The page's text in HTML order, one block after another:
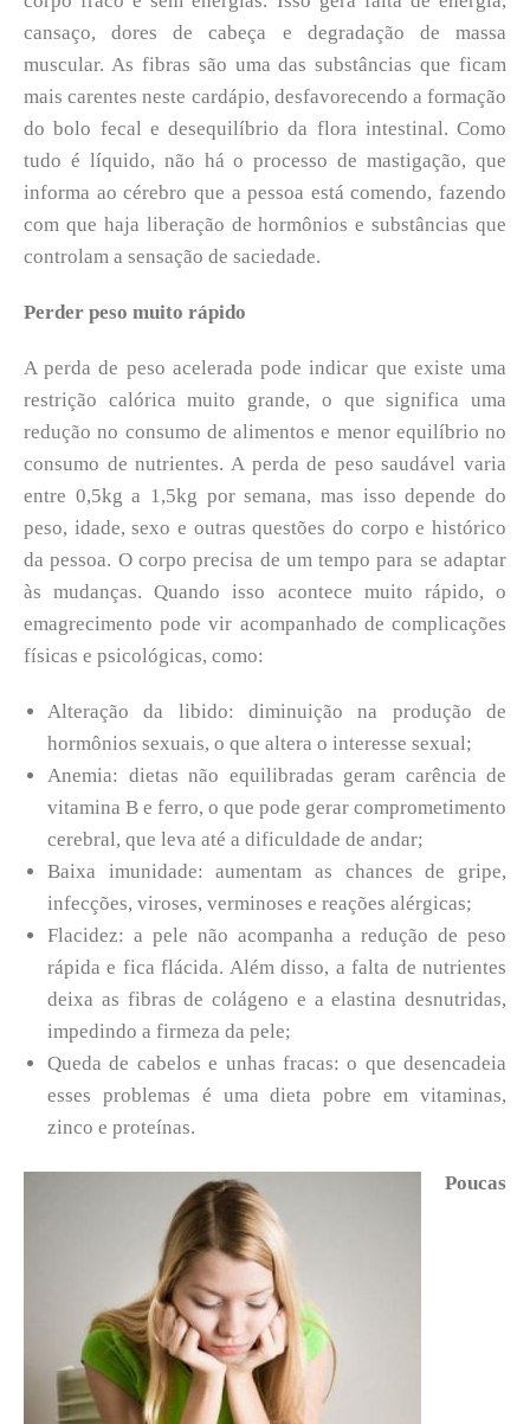
cansaço, dores de cabeça e degradação de massa
muscular. As fibras são uma das substâncias que ficam
mais carentes neste cardápio, desfavorecendo a formação
do bolo fecal e desequilíbrio da flora intestinal. Como
tudo é líquido, não há o processo de mastigação, que
informa ao cérebro que a pessoa está comendo, fazendo
com que haja liberação de hormônios e substâncias que
controlam a sensação de saciedade.
Perder peso muito rápido
A perda de peso acelerada pode indicar que existe uma
restrição calórica muito grande, o que significa uma
redução no consumo de alimentos e menor equilíbrio no
consumo de nutrientes. A perda de peso saudável varia
entre 0,5kg a 1,5kg por semana, mas isso depende do
peso, idade, sexo e outras questões do corpo e histórico
da pessoa. O corpo precisa de um tempo para se adaptar
às mudanças. Quando isso acontece muito rápido, o
emagrecimento pode vir acompanhado de complicações
físicas e psicológicas, como:
Alteração da libido: diminuição na produção de
hormônios sexuais, o que altera o interesse sexual;
Anemia: dietas não equilibradas geram carência de
vitamina B e ferro, o que pode gerar comprometimento
cerebral, que leva até a dificuldade de andar;
Baixa imunidade: aumentam as chances de gripe,
infecções, viroses, verminoses e reações alérgicas;
Flacidez: a pele não acompanha a redução de peso
rápida e fica flácida. Além disso, a falta de nutrientes
deixa as fibras de colágeno e a elastina desnutridas,
impedindo a firmeza da pele;
Queda de cabelos e unhas fracas: o que desencadeia
esses problemas é uma dieta pobre em vitaminas,
zinco e proteínas.
Poucas